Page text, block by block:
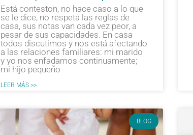
Está conteston, no hace caso a lo que
se le dice, no respeta las reglas de
casa, sus notas van cada vez peor, a
pesar de sus capacidades. En casa
todos discutimos y nos está afectando
a las relaciones familiares: mi marido
y yo nos enfadamos continuamente;
mi hijo pequeño
LEER MÁS >>
BLOG